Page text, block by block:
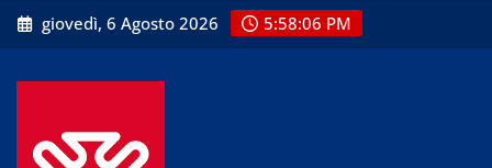
Skip
to
giovedì, 6 Agosto 2026 5:58:06 PM